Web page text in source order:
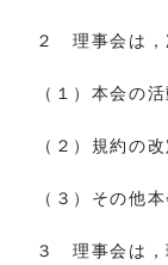
２ 理事会は，
（１）本会の
（２）規約の
（３）その他
３ 理事会は，